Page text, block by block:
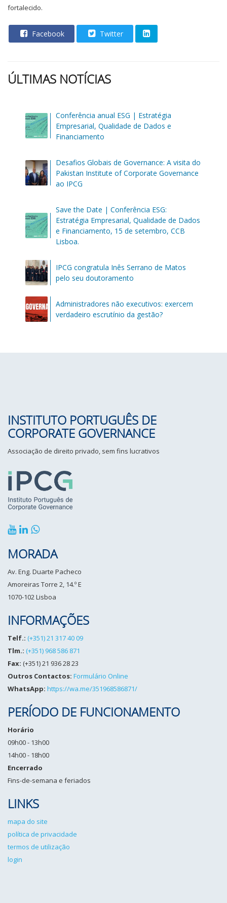
fortalecido.
Facebook Twitter
ÚLTIMAS NOTÍCIAS
Conferência anual ESG | Estratégia
Empresarial, Qualidade de Dados e
Financiamento
Desafios Globais de Governance: A visita do
Pakistan Institute of Corporate Governance
ao IPCG
Save the Date | Conferência ESG:
Estratégia Empresarial, Qualidade de Dados
e Financiamento, 15 de setembro, CCB
Lisboa.
IPCG congratula Inês Serrano de Matos
pelo seu doutoramento
Administradores não executivos: exercem
verdadeiro escrutínio da gestão?
INSTITUTO PORTUGUÊS DE
CORPORATE GOVERNANCE
Associação de direito privado, sem fins lucrativos
MORADA
Av. Eng. Duarte Pacheco
Amoreiras Torre 2, 14.º E
1070-102 Lisboa
INFORMAÇÕES
Telf.: (+351) 21 317 40 09
Tlm.: (+351) 968 586 871
Fax: (+351) 21 936 28 23
Outros Contactos: Formulário Online
WhatsApp: https://wa.me/351968586871/
PERÍODO DE FUNCIONAMENTO
Horário
09h00 - 13h00
14h00 - 18h00
Encerrado
Fins-de-semana e feriados
LINKS
mapa do site
política de privacidade
termos de utilização
login